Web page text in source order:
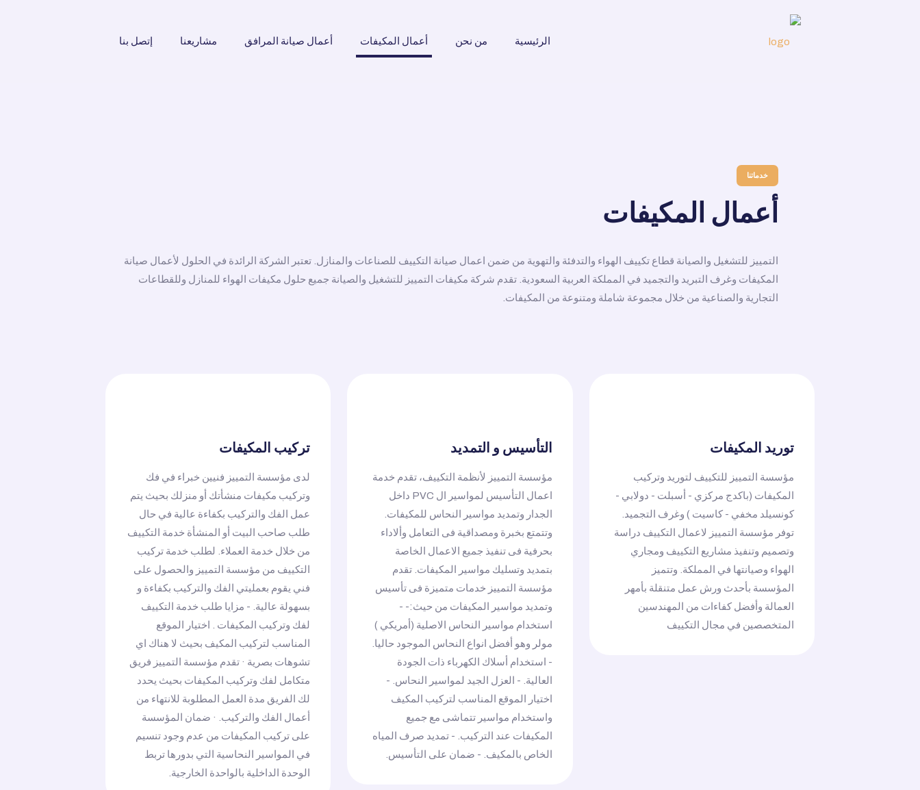
الرئيسية من نحن أعمال المكيفات أعمال صيانة المرافق مشاريعنا إتصل بنا
خدماتنا
أعمال المكيفات
التمييز للتشغيل والصيانة قطاع تكييف الهواء والتدفئة والتهوية من ضمن اعمال صيانة التكييف للصناعات والمنازل. تعتبر الشركة الرائدة في الحلول لأعمال صيانة
المكيفات وغرف التبريد والتجميد في المملكة العربية السعودية. تقدم شركة مكيفات التمييز للتشغيل والصيانة جميع حلول مكيفات الهواء للمنازل وللقطاعات
التجارية والصناعية من خلال مجموعة شاملة ومتنوعة من المكيفات.
توريد المكيفات
مؤسسة التمييز للتكييف لتوريد وتركيب
المكيفات (باكدج مركزي - أسبلت - دولابي -
كونسيلد مخفي - كاسيت ) وغرف التجميد.
توفر مؤسسة التمييز لاعمال التكييف دراسة
وتصميم وتنفيذ مشاريع التكييف ومجاري
الهواء وصيانتها في المملكة. وتتميز
المؤسسة بأحدث ورش عمل متنقلة بأمهر
العمالة وأفضل كفاءات من المهندسين
المتخصصين في مجال التكييف
التأسيس و التمديد
مؤسسة التمييز لأنظمة التكييف، تقدم خدمة
اعمال التأسيس لمواسير ال PVC داخل
الجدار وتمديد مواسير النحاس للمكيفات.
وتتمتع بخبرة ومصداقية فى التعامل وألاداء
بحرفية فى تنفيذ جميع الاعمال الخاصة
بتمديد وتسليك مواسير المكيفات. تقدم
مؤسسة التمييز خدمات متميزة فى تأسيس
وتمديد مواسير المكيفات من حيث:- -
استخدام مواسير النحاس الاصلية (أمريكي )
مولر وهو أفضل انواع النحاس الموجود حاليا.
- استخدام أسلاك الكهرباء ذات الجودة
العالية. - العزل الجيد لمواسير النحاس. -
اختيار الموقع المناسب لتركيب المكيف
واستخدام مواسير تتماشى مع جميع
المكيفات عند التركيب. - تمديد صرف المياه
الخاص بالمكيف. - ضمان على التأسيس.
تركيب المكيفات
لدى مؤسسة التمييز فنيين خبراء في فك
وتركيب مكيفات منشأتك أو منزلك بحيث يتم
عمل الفك والتركيب بكفاءة عالية في حال
طلب صاحب البيت أو المنشأة خدمة التكييف
من خلال خدمة العملاء. لطلب خدمة تركيب
التكييف من مؤسسة التمييز والحصول على
فني يقوم بعمليتي الفك والتركيب بكفاءة و
بسهولة عالية. - مزايا طلب خدمة التكييف
لفك وتركيب المكيفات . اختيار الموقع
المناسب لتركيب المكيف بحيث لا هناك اي
تشوهات بصرية · تقدم مؤسسة التمييز فريق
متكامل لفك وتركيب المكيفات بحيث يحدد
لك الفريق مدة العمل المطلوبة للانتهاء من
أعمال الفك والتركيب. · ضمان المؤسسة
على تركيب المكيفات من عدم وجود تنسيم
في المواسير النحاسية التي بدورها تربط
الوحدة الداخلية بالواحدة الخارجية.